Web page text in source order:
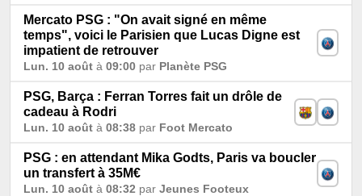
Mercato PSG : "On avait signé en même
temps", voici le Parisien que Lucas Digne est
impatient de retrouver
Lun. 10 août à 09:00 par Planète PSG
PSG, Barça : Ferran Torres fait un drôle de
cadeau à Rodri
Lun. 10 août à 08:38 par Foot Mercato
PSG : en attendant Mika Godts, Paris va boucler
un transfert à 35M€
Lun. 10 août à 08:32 par Jeunes Footeux